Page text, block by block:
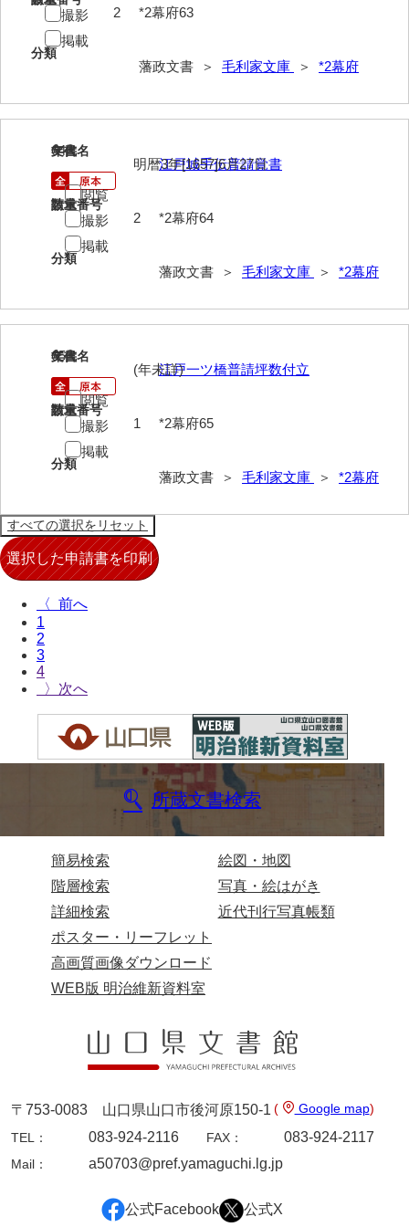
53女儀日記
56継立原書
61学習院一件記録
64京師変動一件
65接幕一件
66四境戦争一件
67戊辰戦争一件
72他藩人日記
73藩臣履歴
74他藩人履歴
77維新史料
78殉難録稿
79太政官日誌
80詩歌文章類
81写真史料
*1朝廷
*2幕府
*3他家
*4毛利家
*2幕府63
分類
藩政文書 ＞ 毛利家文庫 ＞ *2幕府
2
撮影
掲載
64
文書名
江戸城手伝普請覚書
請求番号
*2幕府64
分類
藩政文書 ＞ 毛利家文庫 ＞ *2幕府
年代
明暦3年[1657]6月27日
数量
2
閲覧
撮影
掲載
65
文書名
江戸一ツ橋普請坪数付立
請求番号
*2幕府65
分類
藩政文書 ＞ 毛利家文庫 ＞ *2幕府
年代
(年未詳)
数量
1
閲覧
撮影
掲載
〈
1
2
3
4
〉
所蔵文書検索
簡易検索
階層検索
詳細検索
絵図・地図
写真・絵はがき
近代刊行写真帳類
ポスター・リーフレット
高画質画像ダウンロード
WEB版 明治維新資料室
〒753-0083 山口県山口市後河原150-1 ( Google map)
TEL：
083-924-2116 FAX： 083-924-2117
Mail： a50703@pref.yamaguchi.lg.jp
公式Facebook 公式X